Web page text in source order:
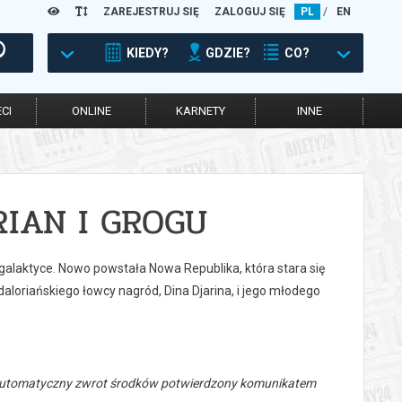
ZAREJESTRUJ SIĘ ZALOGUJ SIĘ PL / EN
KIEDY? GDZIE? CO?
ONLINE KARNETY INNE
I GROGU
Nowo powstała Nowa Republika, która stara się
łowcy nagród, Dina Djarina, i jego młodego
zwrot środków potwierdzony komunikatem